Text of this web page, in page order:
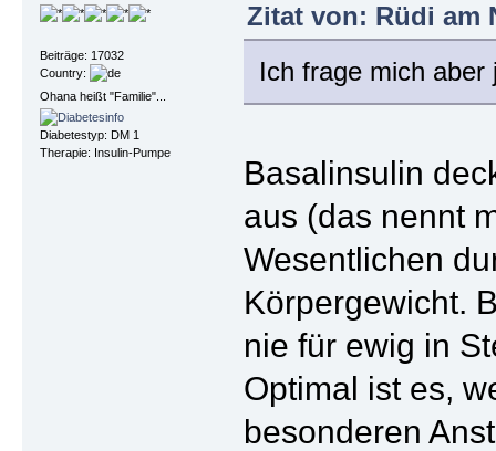
Beiträge: 17032
Country:
Ohana heißt "Familie"...
Diabetestyp: DM 1
Therapie: Insulin-Pumpe
Zitat von: Rüdi am
Ich frage mich
Basalinsulin
aus (das nennt
Wesentlichen
Körpergewicht.
nie für ewig in
Optimal ist es,
besonderen